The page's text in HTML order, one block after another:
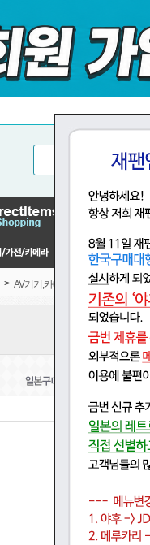
> AV기기,카메라 > 광학 기기（